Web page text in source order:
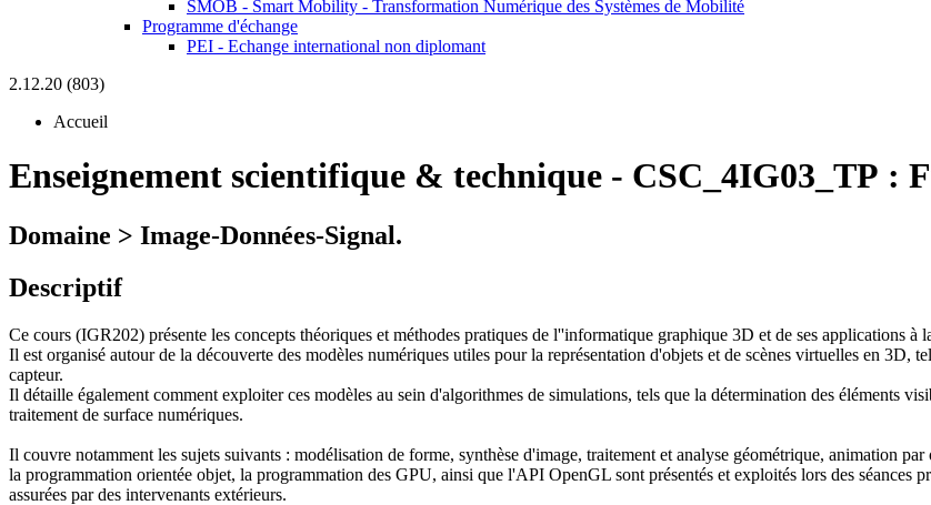
SMOB - Smart Mobility - Transformation Numérique des Systèmes de Mobilité
Programme d'échange
PEI - Echange international non diplomant
2.12.20 (803)
Accueil
Enseignement scientifique & technique - CSC_4IG03_TP :
Domaine > Image-Données-Signal.
Descriptif
Ce cours (IGR202) présente les concepts théoriques et méthodes pratiques de l''informatique graphique 3D et de ses applications à
Il est organisé autour de la découverte des modèles numériques utiles pour la représentation d'objets et de scènes virtuelles en
capteur.
Il détaille également comment exploiter ces modèles au sein d'algorithmes de simulations, tels que la détermination des éléments
traitement de surface numériques.
Il couvre notamment les sujets suivants : modélisation de forme, synthèse d'image, traitement et analyse géométrique, animation
la programmation orientée objet, la programmation des GPU, ainsi que l'API OpenGL sont présentés et exploités lors des séances
assurées par des intervenants extérieurs.